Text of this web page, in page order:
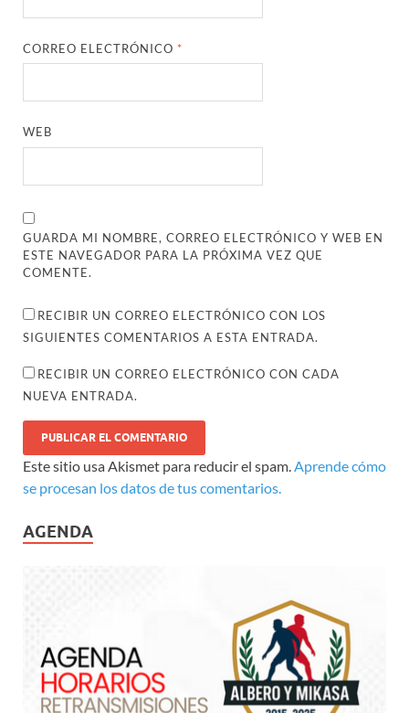
CORREO ELECTRÓNICO *
WEB
GUARDA MI NOMBRE, CORREO ELECTRÓNICO Y WEB EN
ESTE NAVEGADOR PARA LA PRÓXIMA VEZ QUE
COMENTE.
RECIBIR UN CORREO ELECTRÓNICO CON LOS
SIGUIENTES COMENTARIOS A ESTA ENTRADA.
RECIBIR UN CORREO ELECTRÓNICO CON CADA
NUEVA ENTRADA.
Este sitio usa Akismet para reducir el spam.Aprende cómo
se procesan los datos de tus comentarios.
AGENDA